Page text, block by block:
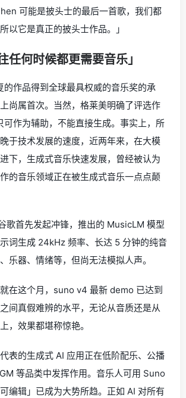
可能是披头士的最后一首歌，我们都
以它是真正的披头士作品。」
任何时候都更需要音乐」
的作品得到全球最具权威的音乐奖的承
尚属首次。当然，格莱美明确了评选作
可作为辅助，不能直接生成。事实上，所
于技术发展的速度，近两年来，在大模
下，生成式音乐快速发展，曾经被认为
的音乐领域正在被生成式音乐一点点颠
歌首先发起冲锋，推出的 MusicLM 模型
词生成 24kHz 频率、长达 5 分钟的纯音
乐器、情绪等，但尚无法模拟人声。
在这个月，suno v4 最新 demo 已达到
间真假难辨的水平，无论从音质还是从
，效果都堪称惊艳。
表的生成式 AI 应用正在低阶配乐、公播
等品类中发挥作用。音乐人可用 Suno
编辑」已成为大势所趋。正如 AI 对所有